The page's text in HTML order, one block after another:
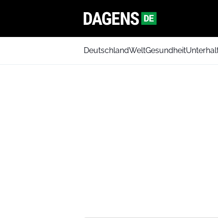
DeutschlandWeltGesundheit